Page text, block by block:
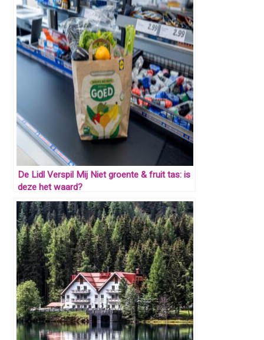
De Lidl Verspil Mij Niet groente & fruit tas: is
deze het waard?